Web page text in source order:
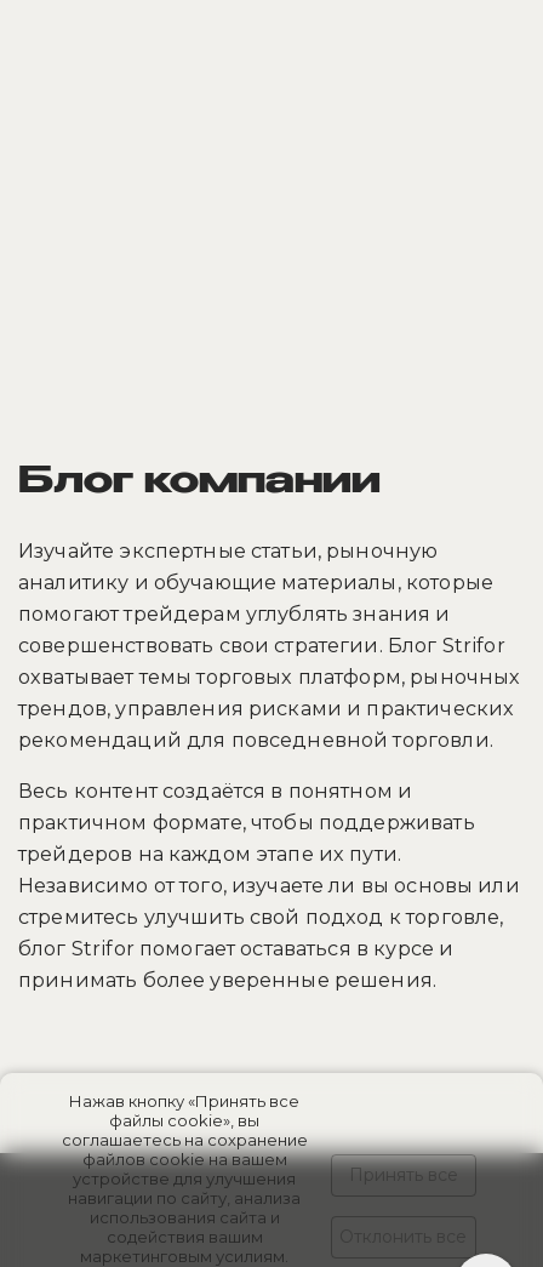
Блог компании
Изучайте экспертные статьи, рыночную
аналитику и обучающие материалы, которые
помогают трейдерам углублять знания и
совершенствовать свои стратегии. Блог Strifor
охватывает темы торговых платформ, рыночных
трендов, управления рисками и практических
рекомендаций для повседневной торговли.
Весь контент создаётся в понятном и
практичном формате, чтобы поддерживать
трейдеров на каждом этапе их пути.
Независимо от того, изучаете ли вы основы или
стремитесь улучшить свой подход к торговле,
блог Strifor помогает оставаться в курсе и
принимать более уверенные решения.
Нажав кнопку «Принять все
файлы cookie», вы
соглашаетесь на сохранение
файлов cookie на вашем
устройстве для улучшения
навигации по сайту, анализа
использования сайта и
содействия вашим
маркетинговым усилиям.
Принять все